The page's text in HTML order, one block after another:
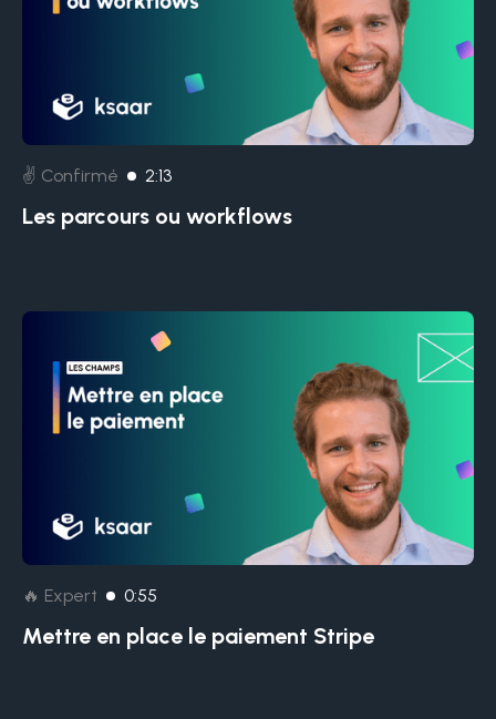
✌️ Confirmé 2:13
Les parcours ou workflows
🔥 Expert 0:55
Mettre en place le paiement Stripe